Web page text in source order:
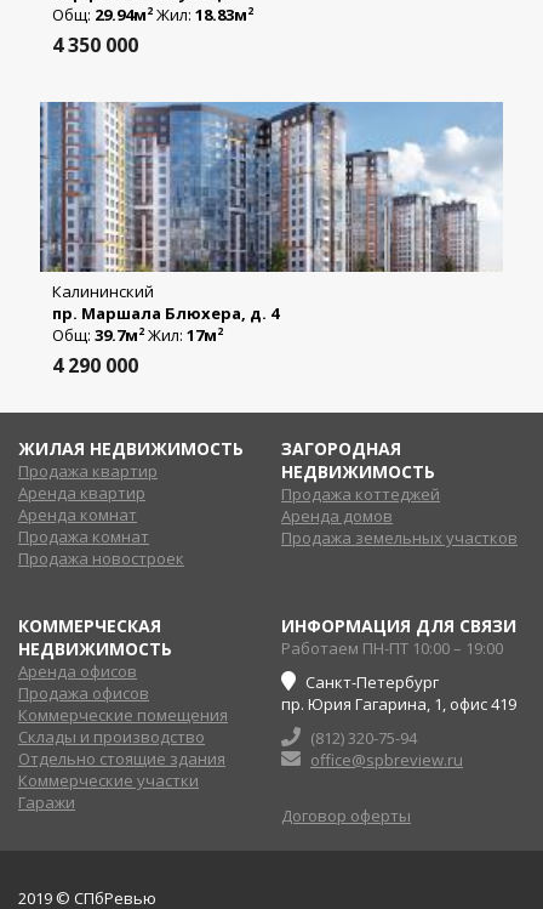
Общ: 29.94м2 Жил: 18.83м2
4 350 000
Калининский
пр. Маршала Блюхера, д. 4
Общ: 39.7м2 Жил: 17м2
4 290 000
ЖИЛАЯ НЕДВИЖИМОСТЬ
Продажа квартир
Аренда квартир
Аренда комнат
Продажа комнат
Продажа новостроек
ЗАГОРОДНАЯ
НЕДВИЖИМОСТЬ
Продажа коттеджей
Аренда домов
Продажа земельных участков
КОММЕРЧЕСКАЯ
НЕДВИЖИМОСТЬ
Аренда офисов
Продажа офисов
Коммерческие помещения
Склады и производство
Отдельно стоящие здания
Коммерческие участки
Гаражи
ИНФОРМАЦИЯ ДЛЯ СВЯЗИ
Работаем ПН-ПТ 10:00 – 19:00
Санкт-Петербург
пр. Юрия Гагарина, 1, офис 419
(812) 320-75-94
office@spbreview.ru
Договор оферты
2019 © СПбРевью